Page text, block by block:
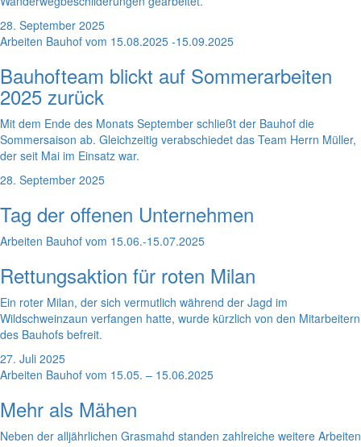
28. September 2025
Arbeiten Bauhof vom 15.08.2025 -15.09.2025
Bauhofteam blickt auf Sommerarbeiten
2025 zurück
Mit dem Ende des Monats September schließt der Bauhof die
Sommersaison ab. Gleichzeitig verabschiedet das Team Herrn Müller,
der seit Mai im Einsatz war.
28. September 2025
Tag der offenen Unternehmen
Arbeiten Bauhof vom 15.06.-15.07.2025
Rettungsaktion für roten Milan
Ein roter Milan, der sich vermutlich während der Jagd im
Wildschweinzaun verfangen hatte, wurde kürzlich von den Mitarbeitern
des Bauhofs befreit.
27. Juli 2025
Arbeiten Bauhof vom 15.05. – 15.06.2025
Mehr als Mähen
Neben der alljährlichen Grasmahd standen zahlreiche weitere Arbeiten